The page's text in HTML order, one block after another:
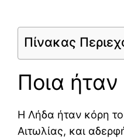
Πίνακας
Ποια
Η Λήδα ήταν κόρη
Αιτωλίας, και